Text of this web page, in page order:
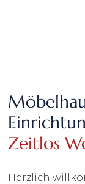
Zeitlos
Herzlich